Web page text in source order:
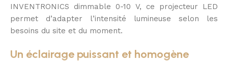
INVENTRONICS dimmable 0-10 V, ce projecteur LED
permet d’adapter l’intensité lumineuse selon les
besoins du site et du moment.
Un éclairage puissant et homogène